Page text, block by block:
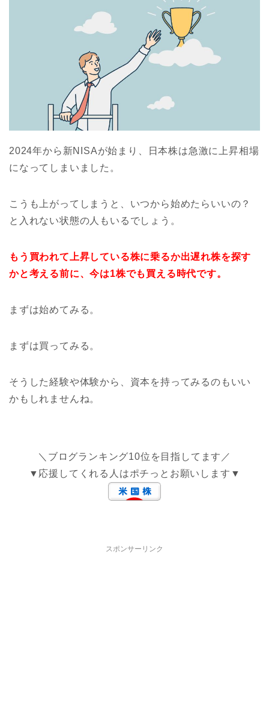
2024年から新NISAが始まり、日本株は急激に上昇相場
になってしまいました。
こうも上がってしまうと、いつから始めたらいいの？
と入れない状態の人もいるでしょう。
もう買われて上昇している株に乗るか出遅れ株を探す
かと考える前に、今は1株でも買える時代です。
まずは始めてみる。
まずは買ってみる。
そうした経験や体験から、資本を持ってみるのもいい
かもしれませんね。
＼ブログランキング10位を目指してます／
▼応援してくれる人はポチっとお願いします▼
スポンサーリンク